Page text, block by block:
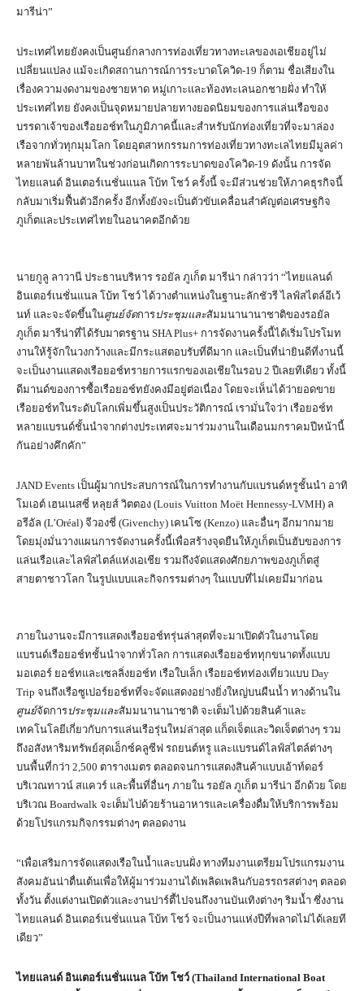
มารีน่า”
ประเทศไทยยังคงเป็นศูนย์กลางการท่องเที่ยวทางทะเลของเอเชียอยู่ไม่
เปลี่ยนแปลง แม้จะเกิดสถานการณ์การระบาดโควิด-19 ก็ตาม ชื่อเสียงใน
เรื่องความงดงามของชายหาด หมู่เกาะและท้องทะเลนอกชายฝั่ง ทำให้
ประเทศไทย ยังคงเป็นจุดหมายปลายทางยอดนิยมของการแล่นเรือของ
บรรดาเจ้าของเรือยอช์ทในภูมิภาคนี้และสำหรับนักท่องเที่ยวที่จะมาล่อง
เรือจากทั่วทุกมุมโลก โดยอุตสาหกรรมการท่องเที่ยวทางทะเลไทยมีมูลค่า
หลายพันล้านบาทในช่วงก่อนเกิดการระบาดของโควิด-19 ดังนั้น การจัด
ไทยแลนด์ อินเตอร์เนชั่นแนล โบ้ท โชว์ ครั้งนี้ จะมีส่วนช่วยให้ภาคธุรกิจนี้
กลับมาเริ่มฟื้นตัวอีกครั้ง อีกทั้งยังจะเป็นตัวขับเคลื่อนสำคัญต่อเศรษฐกิจ
ภูเก็ตและประเทศไทยในอนาคตอีกด้วย
นายกูลู ลาวานี ประธานบริหาร รอยัล ภูเก็ต มารีน่า กล่าวว่า “ไทยแลนด์
อินเตอร์เนชั่นแนล โบ้ท โชว์ ได้วางตำแหน่งในฐานะลักชัวรี ไลฟ์สไตล์อีเว้
นท์ และจะจัดขึ้นในศูนย์จัดการประชุมและสัมมนานานาชาติของรอยัล
ภูเก็ต มารีน่าที่ได้รับมาตรฐาน SHA Plus+ การจัดงานครั้งนี้ได้เริ่มโปรโมท
งานให้รู้จักในวงกว้างและมีกระแสตอบรับที่ดีมาก และเป็นที่น่ายินดีที่งานนี้
จะเป็นงานแสดงเรือยอช์ทรายการแรกของเอเชียในรอบ 2 ปีเลยทีเดียว ทั้งนี้
ดีมานด์ของการซื้อเรือยอช์ทยังคงมีอยู่ต่อเนื่อง โดยจะเห็นได้ว่ายอดขาย
เรือยอช์ทในระดับโลกเพิ่มขึ้นสูงเป็นประวัติการณ์ เรามั่นใจว่า เรือยอช์ท
หลายแบรนด์ชั้นนำจากต่างประเทศจะมาร่วมงานในเดือนมกราคมปีหน้านี้
กันอย่างคึกคัก”
JAND Events เป็นผู้มากประสบการณ์ในการทำงานกับแบรนด์หรูชั้นนำ อาทิ
โมเอต์ เฮนเนสซี่ หลุยส์ วิตตอง (Louis Vuitton Moët Hennessy-LVMH) ล
อรีอัล (L’Oréal) จีวองชี่ (Givenchy) เคนโซ (Kenzo) และอื่นๆ อีกมากมาย
โดยมุ่งมั่นวางแผนการจัดงานครั้งนี้เพื่อสร้างจุดยืนให้ภูเก็ตเป็นฮับของการ
แล่นเรือและไลฟ์สไตล์แห่งเอเชีย รวมถึงจัดแสดงศักยภาพของภูเก็ตสู่
สายตาชาวโลก ในรูปแบบและกิจกรรมต่างๆ ในแบบที่ไม่เคยมีมาก่อน
ภายในงานจะมีการแสดงเรือยอช์ทรุ่นล่าสุดที่จะมาเปิดตัวในงานโดย
แบรนด์เรือยอช์ทชั้นนำจากทั่วโลก การแสดงเรือยอช์ททุกขนาดทั้งแบบ
มอเตอร์ ยอช์ทและเซลลิ่งยอช์ท เรือใบเล็ก เรือยอช์ทท่องเที่ยวแบบ Day
Trip จนถึงเรือซูเปอร์ยอช์ทที่จะจัดแสดงอย่างยิ่งใหญ่บนผืนน้ำ ทางด้านใน
ศูนย์จัดการประชุมและสัมมนานานาชาติ จะเต็มไปด้วยสินค้าและ
เทคโนโลยีเกี่ยวกับการแล่นเรือรุ่นใหม่ล่าสุด แก็ดเจ็ตและวิดเจ็ตต่างๆ รวม
ถึงอสังหาริมทรัพย์สุดเอ็กซ์คลูซีฟ รถยนต์หรู และแบรนด์ไลฟ์สไตล์ต่างๆ
บนพื้นที่กว่า 2,500 ตารางเมตร ตลอดจนการแสดงสินค้าแบบเอ้าท์ดอร์
บริเวณทาวน์ สแควร์ และพื้นที่อื่นๆ ภายใน รอยัล ภูเก็ต มารีน่า อีกด้วย โดย
บริเวณ Boardwalk จะเต็มไปด้วยร้านอาหารและเครื่องดื่มให้บริการพร้อม
ด้วยโปรแกรมกิจกรรมต่างๆ ตลอดงาน
“เพื่อเสริมการจัดแสดงเรือในน้ำและบนฝั่ง ทางทีมงานเตรียมโปรแกรมงาน
สังคมอันน่าตื่นเต้นเพื่อให้ผู้มาร่วมงานได้เพลิดเพลินกับอรรถรสต่างๆ ตลอด
ทั้งวัน ตั้งแต่งานเปิดตัวและงานปาร์ตี้ไปจนถึงงานบันเทิงต่างๆ ริมน้ำ ซึ่งงาน
ไทยแลนด์ อินเตอร์เนชั่นแนล โบ้ท โชว์ จะเป็นงานแห่งปีที่พลาดไม่ได้เลยที
เดียว”
ไทยแลนด์ อินเตอร์เนชั่นแนล โบ้ท โชว์ (Thailand International Boat